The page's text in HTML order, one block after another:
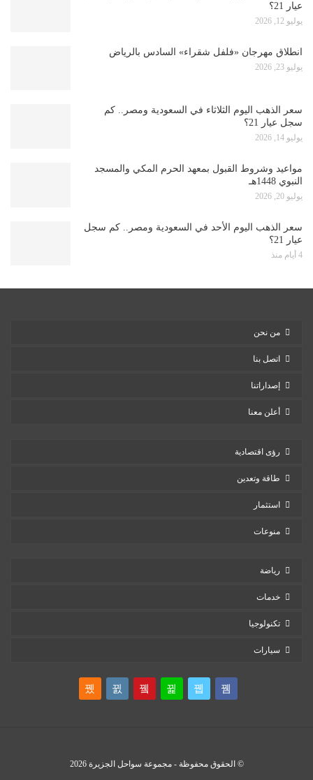
عيار 21؟
يوليو 12, 2026
انطلاق مهرجان «فلفل شقراء» السادس بالرياض
يوليو 23, 2026
سعر الذهب اليوم الثلاثاء في السعودية ومصر.. كم
سجل عيار 21؟
يوليو 14, 2026
مواعيد وشروط القبول بمعهد الحرم المكي والمسجد
النبوي 1448هـ
يوليو 20, 2026
سعر الذهب اليوم الأحد في السعودية ومصر.. كم سجل
عيار 21؟
4 أيام منذ
من نحن
اتصل بنا
إصداراتنا
أعلن معنا
رؤى اقتصادية
طاقة وتعدين
استثمار
منوعات
رياضة
خدمات
تكنولوجيا
سيارات
© الحقوق محفوظة - مجموعة سواحل الجزيرة 2026